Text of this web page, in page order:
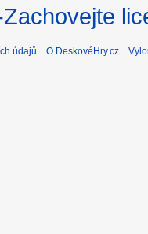
údajů O DeskovéHry.cz